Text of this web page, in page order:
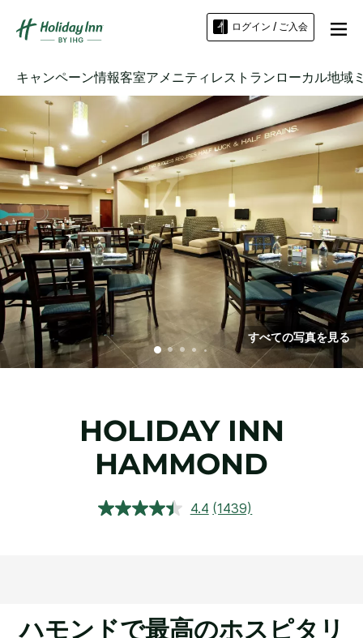
ログイン / ご入会
キャンペーン情報客室アメニティ レストラン ローカル地域
すべての写真を見る
HOLIDAY INN
HAMMOND
4.4 レ
じ
ペ
(1439)
ハモンドで最高のホスピタリ